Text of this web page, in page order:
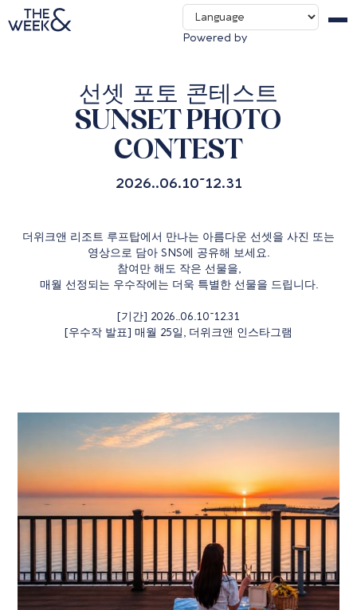
Powered by
Contact us
선셋 포토 콘테스트
SUNSET PHOTO
CONTEST
2026..06.10~12.31
더위크앤 리조트 루프탑에서 만나는 아름다운 선셋을 사진 또는
영상으로 담아 SNS에 공유해 보세요.
참여만 해도 작은 선물을,
매월 선정되는 우수작에는 더욱 특별한 선물을 드립니다.
[기간] 2026..06.10~12.31
[우수작 발표] 매월 25일, 더위크앤 인스타그램